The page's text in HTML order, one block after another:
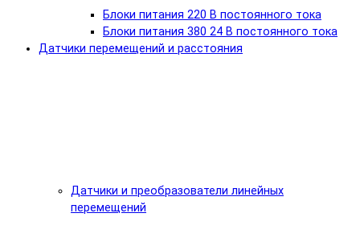
Блоки питания 220 В постоянного тока
Блоки питания 380 24 В постоянного тока
Датчики перемещений и расстояния
Датчики и преобразователи линейных
перемещений